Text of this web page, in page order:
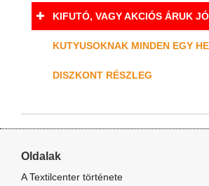
KIFUTÓ, VAGY AKCIÓS ÁRUK
KUTYUSOKNAK MINDEN EGY
DISZKONT RÉSZLEG
Oldalak
A Textilcenter története